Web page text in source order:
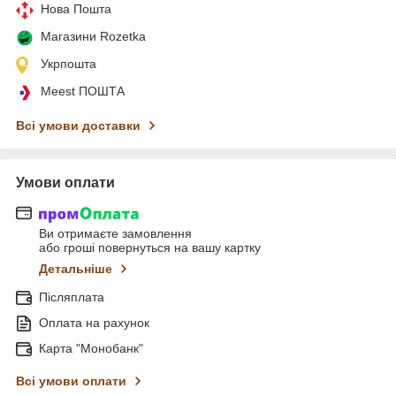
Нова Пошта
Магазини Rozetka
Укрпошта
Meest ПОШТА
Всі умови доставки
Умови оплати
Ви отримаєте замовлення
або гроші повернуться на вашу картку
Детальніше
Післяплата
Оплата на рахунок
Карта "Монобанк"
Всі умови оплати